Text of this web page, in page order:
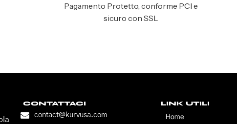
Pagamento Protetto, conforme PCI e
sicuro con SSL
CONTATTACI
contact@kurvusa.com
LINK UTILI
Home